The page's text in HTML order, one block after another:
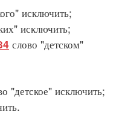
исключить;
исключить;
слово "детском"
"детское" исключить;